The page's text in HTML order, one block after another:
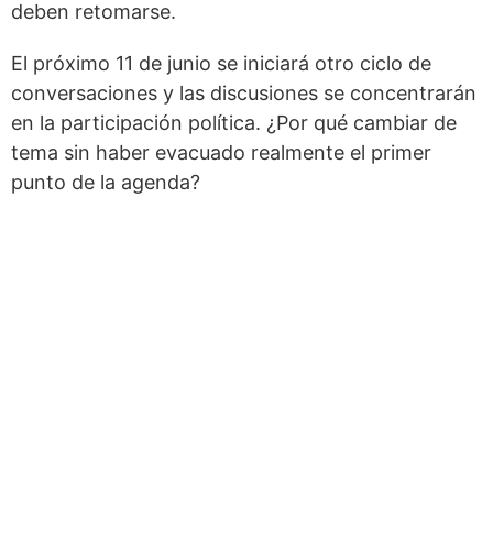
deben retomarse.
El próximo 11 de junio se iniciará otro ciclo de
conversaciones y las discusiones se concentrarán
en la participación política. ¿Por qué cambiar de
tema sin haber evacuado realmente el primer
punto de la agenda?